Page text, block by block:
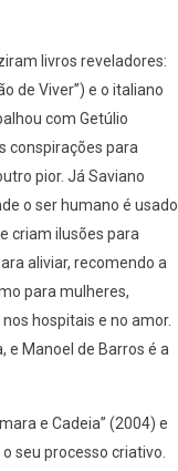
livros reveladores:
de Viver”) e o italiano
com Getúlio
conspirações para
pior. Já Saviano
o ser humano é usado
criam ilusões para
aliviar, recomendo a
para mulheres,
hospitais e no amor.
e Manoel de Barros é a
e Cadeia” (2004) e
o seu processo criativo.